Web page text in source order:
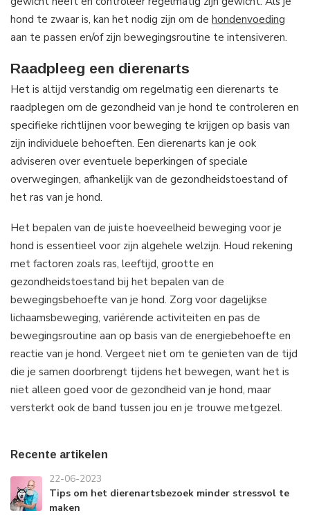
hond te zwaar is, kan het nodig zijn om de hondenvoeding
aan te passen en/of zijn bewegingsroutine te intensiveren.
Raadpleeg een dierenarts
Het is altijd verstandig om regelmatig een dierenarts te
raadplegen om de gezondheid van je hond te controleren en
specifieke richtlijnen voor beweging te krijgen op basis van
zijn individuele behoeften. Een dierenarts kan je ook
adviseren over eventuele beperkingen of speciale
overwegingen, afhankelijk van de gezondheidstoestand of
het ras van je hond.
Het bepalen van de juiste hoeveelheid beweging voor je
hond is essentieel voor zijn algehele welzijn. Houd rekening
met factoren zoals ras, leeftijd, grootte en
gezondheidstoestand bij het bepalen van de
bewegingsbehoefte van je hond. Zorg voor dagelijkse
lichaamsbeweging, variërende activiteiten en pas de
bewegingsroutine aan op basis van de energiebehoefte en
reactie van je hond. Vergeet niet om te genieten van de tijd
die je samen doorbrengt tijdens het bewegen, want het is
niet alleen goed voor de gezondheid van je hond, maar
versterkt ook de band tussen jou en je trouwe metgezel.
Recente artikelen
22-06-2023
Tips om het dierenartsbezoek minder stressvol te
maken